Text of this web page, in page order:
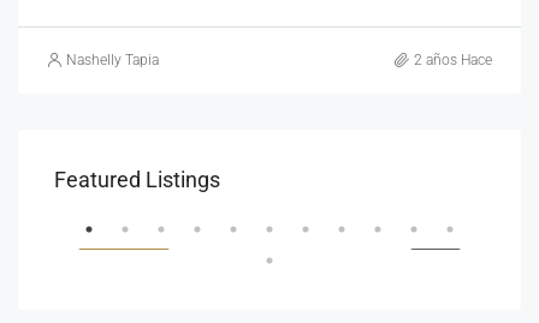
Nashelly Tapia 2 años Hace
Featured Listings
$7,000,000
Isla Bonita, Pok Ta Pok, Cancún Quintana Roo, México